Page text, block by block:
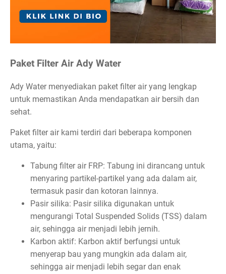
Paket Filter Air Ady Water
Ady Water menyediakan paket filter air yang lengkap
untuk memastikan Anda mendapatkan air bersih dan
sehat.
Paket filter air kami terdiri dari beberapa komponen
utama, yaitu:
Tabung filter air FRP: Tabung ini dirancang untuk
menyaring partikel-partikel yang ada dalam air,
termasuk pasir dan kotoran lainnya.
Pasir silika: Pasir silika digunakan untuk
mengurangi Total Suspended Solids (TSS) dalam
air, sehingga air menjadi lebih jernih.
Karbon aktif: Karbon aktif berfungsi untuk
menyerap bau yang mungkin ada dalam air,
sehingga air menjadi lebih segar dan enak